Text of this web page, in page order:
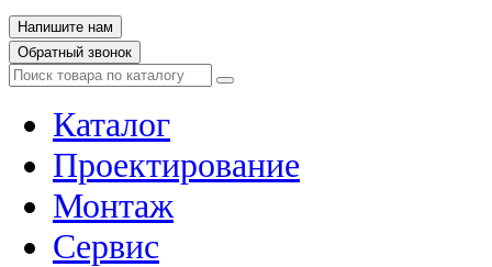
Напишите нам
Обратный звонок
Каталог
Проектирование
Монтаж
Сервис